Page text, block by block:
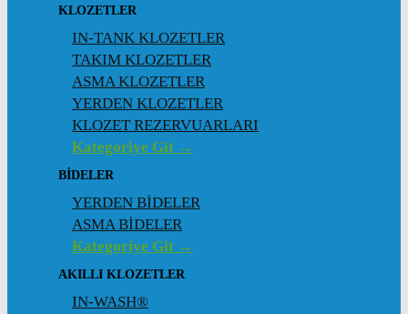
KLOZETLER
IN-TANK KLOZETLER
TAKIM KLOZETLER
ASMA KLOZETLER
YERDEN KLOZETLER
KLOZET REZERVUARLARI
Kategoriye Git →
BİDELER
YERDEN BİDELER
ASMA BİDELER
Kategoriye Git →
AKILLI KLOZETLER
IN-WASH®